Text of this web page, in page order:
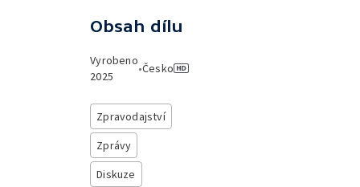
Obsah dílu
Vyrobeno
2025
•Česko
Zpravodajství
Zprávy
Diskuze